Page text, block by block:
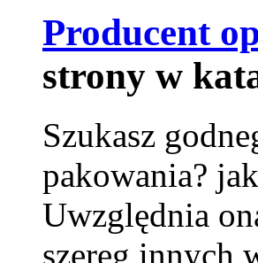
Producent
strony w
Szukasz
pakowania?
Uwzględnia
szereg innych